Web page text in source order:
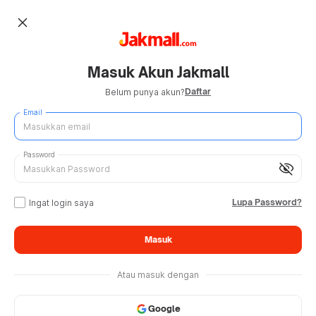
close
Masuk Akun Jakmall
Belum punya akun?Daftar
Email
visibility_off
Password
Ingat login saya Lupa Password?
Masuk
Atau masuk dengan
Google